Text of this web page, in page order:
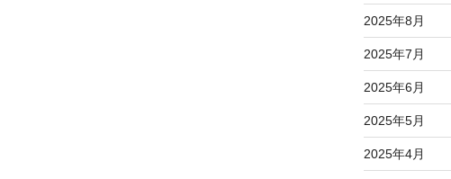
2025年8月
2025年7月
2025年6月
2025年5月
2025年4月